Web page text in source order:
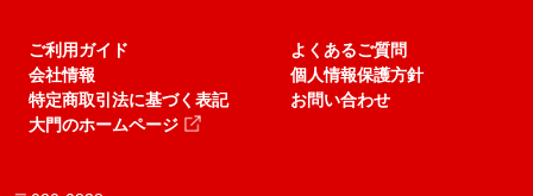
ご利用ガイド
よくあるご質問
会社情報
個人情報保護方針
特定商取引法に基づく表記
お問い合わせ
大門のホームページ